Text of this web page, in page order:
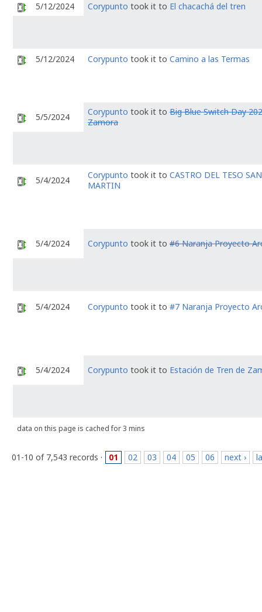
5/12/2024 Corypunto took it to El chacachá del tren
5/12/2024 Corypunto took it to Camino a las Termas
5/5/2024 Corypunto took it to Big Blue Switch Day
Zamora
5/4/2024 Corypunto took it to CASTRO DEL TESO SAN
MARTIN
5/4/2024 Corypunto took it to #6 Naranja Proyecto
5/4/2024 Corypunto took it to #7 Naranja Proyecto
5/4/2024 Corypunto took it to Estación de Tren de
data on this page is cached for 3 mins
01-10 of 7,543 records · 01 02 03 04 05 06 next ›